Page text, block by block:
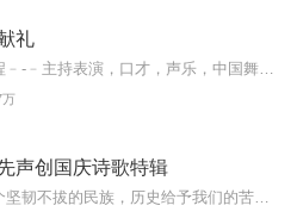
礼
万
声创国庆诗歌特辑